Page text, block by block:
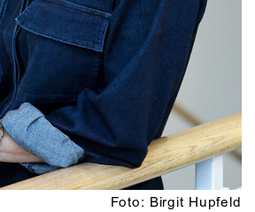
Foto: Birgit Hupfeld